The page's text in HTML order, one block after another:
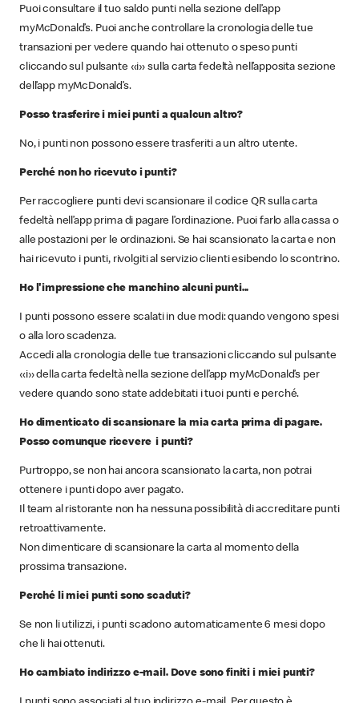
Puoi consultare il tuo saldo punti nella sezione dell’app
myMcDonald’s. Puoi anche controllare la cronologia delle tue
transazioni per vedere quando hai ottenuto o speso punti
cliccando sul pulsante «i» sulla carta fedeltà nell’apposita sezione
dell’app myMcDonald’s.
Posso trasferire i miei punti a qualcun altro?
No, i punti non possono essere trasferiti a un altro utente.
Perché non ho ricevuto i punti?
Per raccogliere punti devi scansionare il codice QR sulla carta
fedeltà nell’app prima di pagare l’ordinazione. Puoi farlo alla cassa o
alle postazioni per le ordinazioni. Se hai scansionato la carta e non
hai ricevuto i punti, rivolgiti al servizio clienti esibendo lo scontrino.
Ho l'impressione che manchino alcuni punti...
I punti possono essere scalati in due modi: quando vengono spesi
o alla loro scadenza.
Accedi alla cronologia delle tue transazioni cliccando sul pulsante
«i» della carta fedeltà nella sezione dell’app myMcDonald’s per
vedere quando sono state addebitati i tuoi punti e perché.
Ho dimenticato di scansionare la mia carta prima di pagare.
Posso comunque ricevere i punti?
Purtroppo, se non hai ancora scansionato la carta, non potrai
ottenere i punti dopo aver pagato.
Il team al ristorante non ha nessuna possibilità di accreditare punti
retroattivamente.
Non dimenticare di scansionare la carta al momento della
prossima transazione.
Perché li miei punti sono scaduti?
Se non li utilizzi, i punti scadono automaticamente 6 mesi dopo
che li hai ottenuti.
Ho cambiato indirizzo e-mail. Dove sono finiti i miei punti?